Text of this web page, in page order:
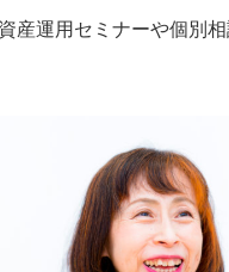
産運用セミナーや個別